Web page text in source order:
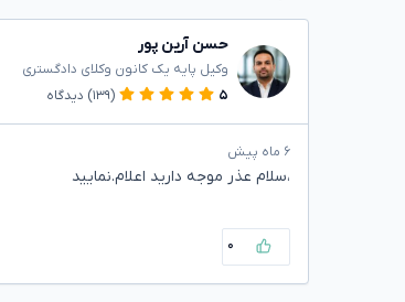
حسن آرین پور
وکیل پایه یک کانون وکلای دادگستری
۵
(۱۳۹) دیدگاه
۶ ماه پیش
،سلام عذر موجه دارید اعلام.نمایید
۰